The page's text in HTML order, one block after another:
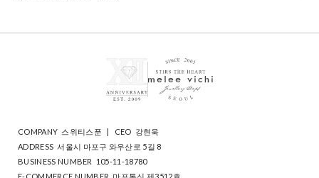
COMPANY 스위티스푼 CEO 강현욱
ADDRESS 서울시 마포구 와우산로 5길 8
BUSINESS NUMBER
105-11-18780